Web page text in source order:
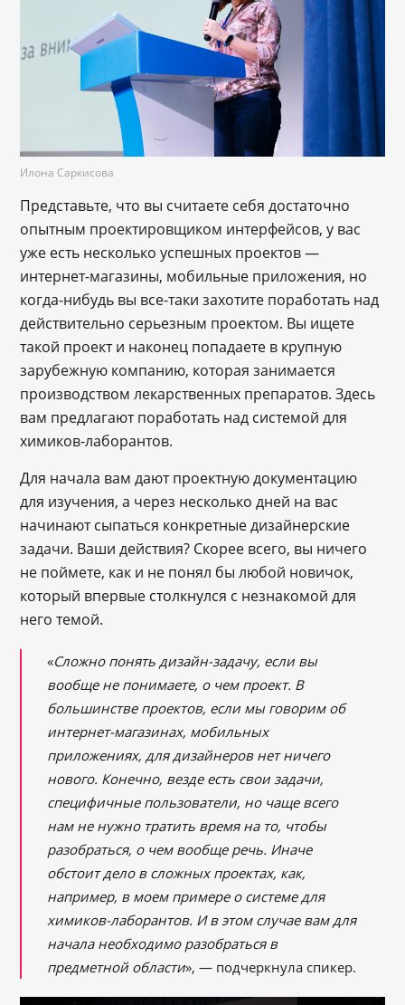
Илона Саркисова
Представьте, что вы считаете себя достаточно
опытным проектировщиком интерфейсов, у вас
уже есть несколько успешных проектов —
интернет-магазины, мобильные приложения, но
когда-нибудь вы все-таки захотите поработать над
действительно серьезным проектом. Вы ищете
такой проект и наконец попадаете в крупную
зарубежную компанию, которая занимается
производством лекарственных препаратов. Здесь
вам предлагают поработать над системой для
химиков-лаборантов.
Для начала вам дают проектную документацию
для изучения, а через несколько дней на вас
начинают сыпаться конкретные дизайнерские
задачи. Ваши действия? Скорее всего, вы ничего
не поймете, как и не понял бы любой новичок,
который впервые столкнулся с незнакомой для
него темой.
«Сложно понять дизайн-задачу, если вы
вообще не понимаете, о чем проект. В
большинстве проектов, если мы говорим об
интернет-магазинах, мобильных
приложениях, для дизайнеров нет ничего
нового. Конечно, везде есть свои задачи,
специфичные пользователи, но чаще всего
нам не нужно тратить время на то, чтобы
разобраться, о чем вообще речь. Иначе
обстоит дело в сложных проектах, как,
например, в моем примере о системе для
химиков-лаборантов. И в этом случае вам для
начала необходимо разобраться в
предметной области», — подчеркнула спикер.